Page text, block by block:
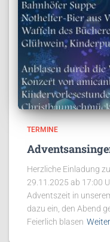
TERMINE
Herzliche Einladung
29.11.2025 ab 17:00
Adventszeit in
dazu ein, den Abend
Feierlich blasen